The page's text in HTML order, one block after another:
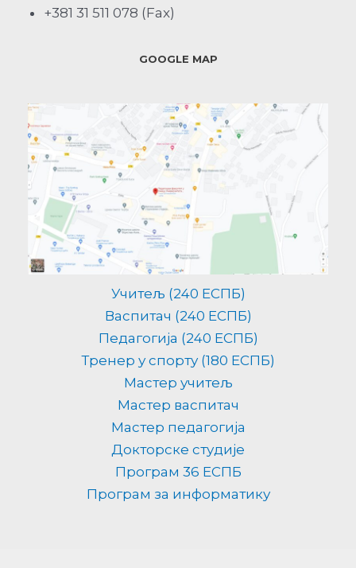
+381 31 511 078 (Fax)
GOOGLE MAP
Учитељ (240 ЕСПБ)
Васпитач (240 ЕСПБ)
Педагогија (240 ЕСПБ)
Тренер у спорту (180 ЕСПБ)
Мастер учитељ
Мастер васпитач
Мастер педагогија
Докторске студије
Програм 36 ЕСПБ
Програм за информатику